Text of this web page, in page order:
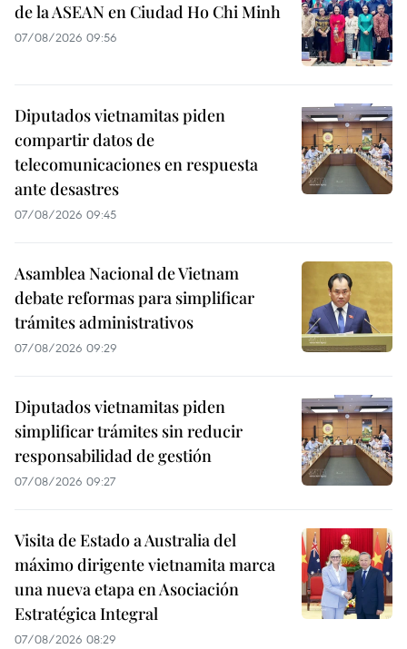
de la ASEAN en Ciudad Ho Chi Minh
07/08/2026 09:56
Diputados vietnamitas piden
compartir datos de
telecomunicaciones en respuesta
ante desastres
07/08/2026 09:45
Asamblea Nacional de Vietnam
debate reformas para simplificar
trámites administrativos
07/08/2026 09:29
Diputados vietnamitas piden
simplificar trámites sin reducir
responsabilidad de gestión
07/08/2026 09:27
Visita de Estado a Australia del
máximo dirigente vietnamita marca
una nueva etapa en Asociación
Estratégica Integral
07/08/2026 08:29